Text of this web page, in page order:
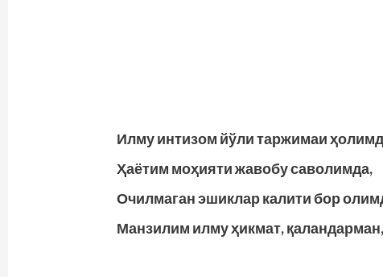
Илму интизом йўли таржимаи
Ҳаётим моҳияти жавобу саволимда,
Очилмаган эшиклар калити бор
Манзилим илму ҳикмат,